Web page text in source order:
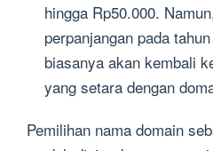
hingga Rp50.000.
perpanjangan pada
biasanya akan kembali
yang setara dengan
Pemilihan nama domain